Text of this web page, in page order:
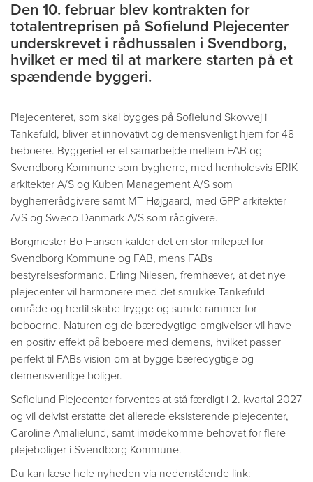
Den 10. februar blev kontrakten for
totalentreprisen på Sofielund Plejecenter
underskrevet i rådhussalen i Svendborg,
hvilket er med til at markere starten på et
spændende byggeri.
Plejecenteret, som skal bygges på Sofielund Skovvej i
Tankefuld, bliver et innovativt og demensvenligt hjem for 48
beboere. Byggeriet er et samarbejde mellem FAB og
Svendborg Kommune som bygherre, med henholdsvis ERIK
arkitekter A/S og Kuben Management A/S som
bygherrerådgivere samt MT Højgaard, med GPP arkitekter
A/S og Sweco Danmark A/S som rådgivere.
Borgmester Bo Hansen kalder det en stor milepæl for
Svendborg Kommune og FAB, mens FABs
bestyrelsesformand, Erling Nilesen, fremhæver, at det nye
plejecenter vil harmonere med det smukke Tankefuld-
område og hertil skabe trygge og sunde rammer for
beboerne. Naturen og de bæredygtige omgivelser vil have
en positiv effekt på beboere med demens, hvilket passer
perfekt til FABs vision om at bygge bæredygtige og
demensvenlige boliger.
Sofielund Plejecenter forventes at stå færdigt i 2. kvartal 2027
og vil delvist erstatte det allerede eksisterende plejecenter,
Caroline Amalielund, samt imødekomme behovet for flere
plejeboliger i Svendborg Kommune.
Du kan læse hele nyheden via nedenstående link: